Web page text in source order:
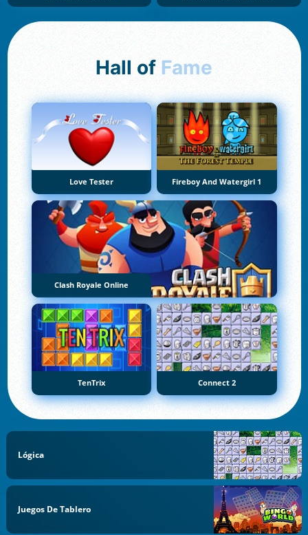
Hall of Fame
Love Tester Fireboy And Watergirl 1
Clash Royale Online
TenTrix Connect 2
Lógica
Juegos De Tablero